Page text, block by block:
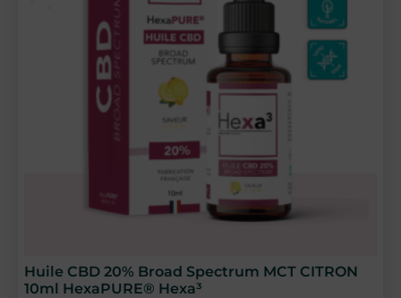
18 avis
Huile CBD 20% Broad Spectrum MCT CITRON
10ml HexaPURE® Hexa³